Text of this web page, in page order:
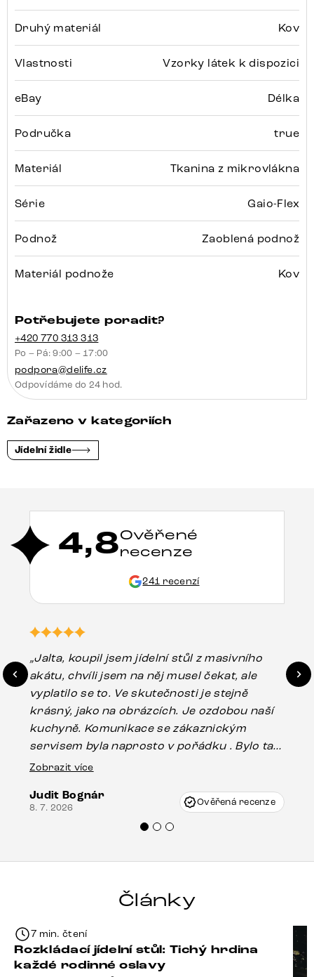
Druhý materiál Kov
Vlastnosti Vzorky látek k dispozici
eBay Délka
Područka true
Materiál Tkanina z mikrovlákna
Série Gaio-Flex
Podnož Zaoblená podnož
Materiál podnože Kov
Potřebujete poradit?
+420 770 313 313
Po – Pá: 9:00 – 17:00
podpora@delife.cz
Odpovídáme do 24 hod.
Zařazeno v kategoriích
Jídelní židle
4,8Ověřené
recenze
241 recenzí
„Jalta, koupil jsem jídelní stůl z masivního
akátu, chvíli jsem na něj musel čekat, ale
vyplatilo se to. Ve skutečnosti je stejně
krásný, jako na obrázcích. Je ozdobou naší
kuchyně. Komunikace se zákaznickým
servisem byla naprosto v pořádku . Bylo tam
drobné poškození u nohy stolu, které mohlo
Vincze mi velmi korektně vyšli vstříc.
Doporučuji produkty Delife všem.“
Zobrazit více
Judit Bognár
8. 7. 2026 Ověřená recenze
Články
7 min. čtení
Rozkládací jídelní stůl: Tichý hrdina
každé rodinné oslavy